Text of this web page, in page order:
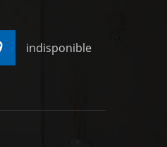
indisponible